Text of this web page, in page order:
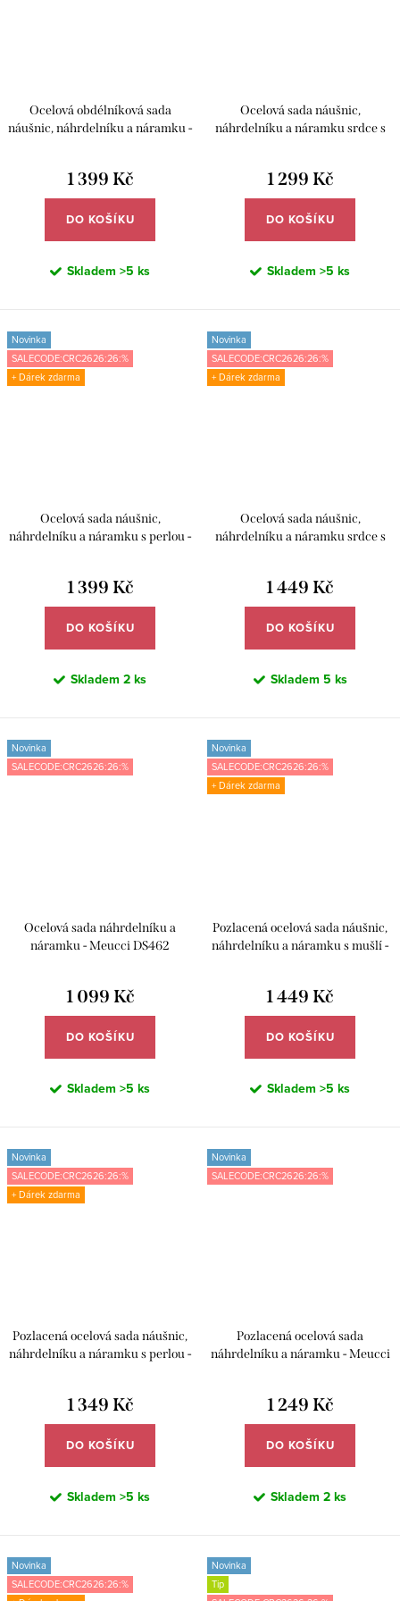
Ocelová obdélníková sada
náušnic, náhrdelníku a náramku -
1 399 Kč
DO KOŠÍKU
Skladem >5 ks
Ocelová sada náušnic,
náhrdelníku a náramku srdce s
1 299 Kč
DO KOŠÍKU
Skladem >5 ks
Novinka
SALECODE:CRC2626:26:%
+ Dárek zdarma
Ocelová sada náušnic,
náhrdelníku a náramku s perlou -
1 399 Kč
DO KOŠÍKU
Skladem 2 ks
Novinka
SALECODE:CRC2626:26:%
+ Dárek zdarma
Ocelová sada náušnic,
náhrdelníku a náramku srdce s
1 449 Kč
DO KOŠÍKU
Skladem 5 ks
Novinka
SALECODE:CRC2626:26:%
Ocelová sada náhrdelníku a
náramku - Meucci DS462
1 099 Kč
DO KOŠÍKU
Skladem >5 ks
Novinka
SALECODE:CRC2626:26:%
+ Dárek zdarma
Pozlacená ocelová sada náušnic,
náhrdelníku a náramku s mušlí -
1 449 Kč
DO KOŠÍKU
Skladem >5 ks
Novinka
SALECODE:CRC2626:26:%
+ Dárek zdarma
Pozlacená ocelová sada náušnic,
náhrdelníku a náramku s perlou -
1 349 Kč
DO KOŠÍKU
Skladem >5 ks
Novinka
SALECODE:CRC2626:26:%
Pozlacená ocelová sada
náhrdelníku a náramku - Meucci
1 249 Kč
DO KOŠÍKU
Skladem 2 ks
Novinka
SALECODE:CRC2626:26:%
Novinka
Tip